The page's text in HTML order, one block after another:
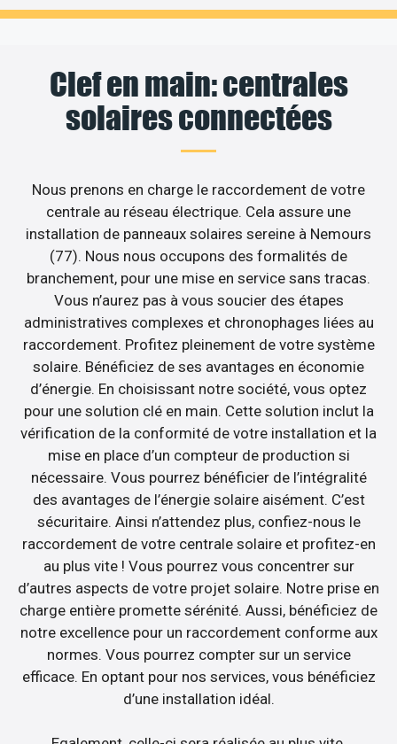
Clef en main: centrales
solaires connectées
Nous prenons en charge le raccordement de votre
centrale au réseau électrique. Cela assure une
installation de panneaux solaires sereine à Nemours
(77). Nous nous occupons des formalités de
branchement, pour une mise en service sans tracas.
Vous n’aurez pas à vous soucier des étapes
administratives complexes et chronophages liées au
raccordement. Profitez pleinement de votre système
solaire. Bénéficiez de ses avantages en économie
d’énergie. En choisissant notre société, vous optez
pour une solution clé en main. Cette solution inclut la
vérification de la conformité de votre installation et la
mise en place d’un compteur de production si
nécessaire. Vous pourrez bénéficier de l’intégralité
des avantages de l’énergie solaire aisément. C’est
sécuritaire. Ainsi n’attendez plus, confiez-nous le
raccordement de votre centrale solaire et profitez-en
au plus vite ! Vous pourrez vous concentrer sur
d’autres aspects de votre projet solaire. Notre prise en
charge entière promette sérénité. Aussi, bénéficiez de
notre excellence pour un raccordement conforme aux
normes. Vous pourrez compter sur un service
efficace. En optant pour nos services, vous bénéficiez
d’une installation idéal.